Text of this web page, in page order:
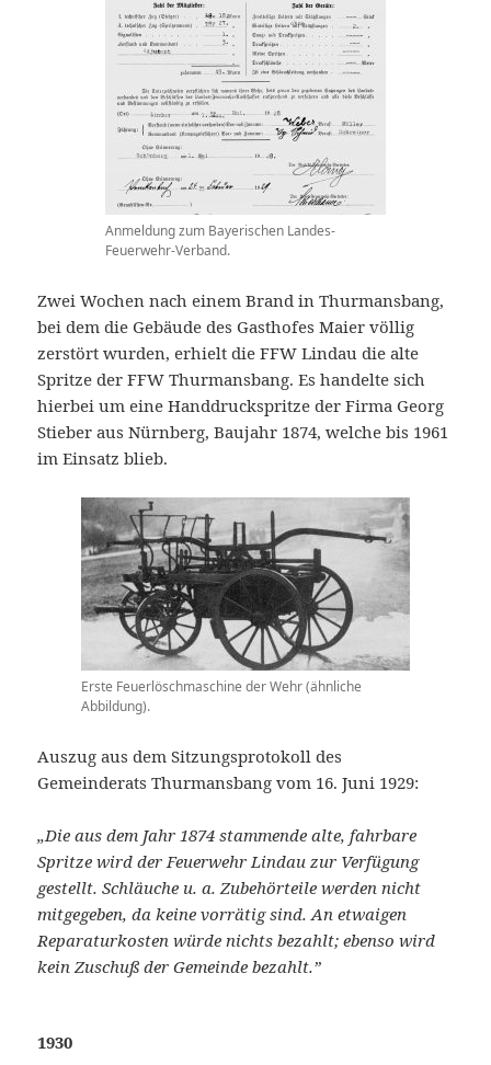
Anmeldung zum Bayerischen Landes-
Feuerwehr-Verband.
Zwei Wochen nach einem Brand in Thurmansbang,
bei dem die Gebäude des Gasthofes Maier völlig
zerstört wurden, erhielt die FFW Lindau die alte
Spritze der FFW Thurmansbang. Es handelte sich
hierbei um eine Handdruckspritze der Firma Georg
Stieber aus Nürnberg, Baujahr 1874, welche bis 1961
im Einsatz blieb.
Erste Feuerlöschmaschine der Wehr (ähnliche
Abbildung).
Auszug aus dem Sitzungsprotokoll des
Gemeinderats Thurmansbang vom 16. Juni 1929:
„Die aus dem Jahr 1874 stammende alte, fahrbare
Spritze wird der Feuerwehr Lindau zur Verfügung
gestellt. Schläuche u. a. Zubehörteile werden nicht
mitgegeben, da keine vorrätig sind. An etwaigen
Reparaturkosten würde nichts bezahlt; ebenso wird
kein Zuschuß der Gemeinde bezahlt.”
1930